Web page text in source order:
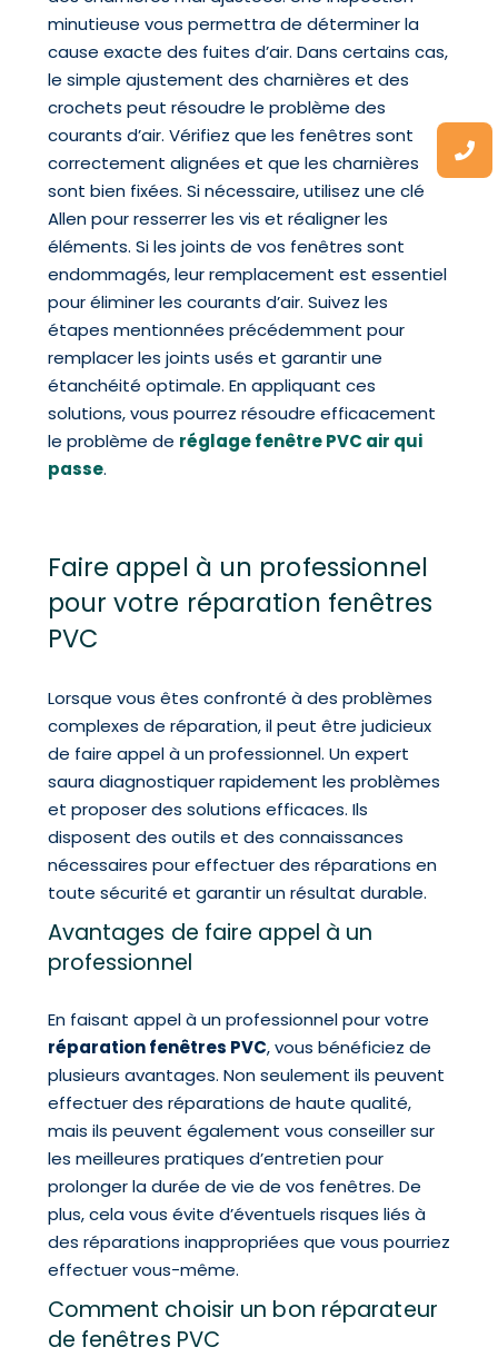
minutieuse vous permettra de déterminer la
cause exacte des fuites d’air. Dans certains cas,
le simple ajustement des charnières et des
crochets peut résoudre le problème des
courants d’air. Vérifiez que les fenêtres sont
correctement alignées et que les charnières
sont bien fixées. Si nécessaire, utilisez une clé
Allen pour resserrer les vis et réaligner les
éléments. Si les joints de vos fenêtres sont
endommagés, leur remplacement est essentiel
pour éliminer les courants d’air. Suivez les
étapes mentionnées précédemment pour
remplacer les joints usés et garantir une
étanchéité optimale. En appliquant ces
solutions, vous pourrez résoudre efficacement
le problème de réglage fenêtre PVC air qui
passe.
Faire appel à un professionnel
pour votre réparation fenêtres
PVC
Lorsque vous êtes confronté à des problèmes
complexes de réparation, il peut être judicieux
de faire appel à un professionnel. Un expert
saura diagnostiquer rapidement les problèmes
et proposer des solutions efficaces. Ils
disposent des outils et des connaissances
nécessaires pour effectuer des réparations en
toute sécurité et garantir un résultat durable.
Avantages de faire appel à un
professionnel
En faisant appel à un professionnel pour votre
réparation fenêtres PVC, vous bénéficiez de
plusieurs avantages. Non seulement ils peuvent
effectuer des réparations de haute qualité,
mais ils peuvent également vous conseiller sur
les meilleures pratiques d’entretien pour
prolonger la durée de vie de vos fenêtres. De
plus, cela vous évite d’éventuels risques liés à
des réparations inappropriées que vous pourriez
effectuer vous-même.
Comment choisir un bon réparateur
de fenêtres PVC